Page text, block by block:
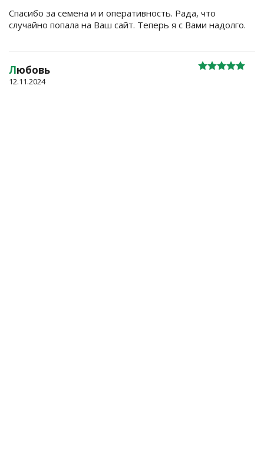
Спасибо за семена и и оперативность. Рада, что
случайно попала на Ваш сайт. Теперь я с Вами надолго.
Любовь
12.11.2024